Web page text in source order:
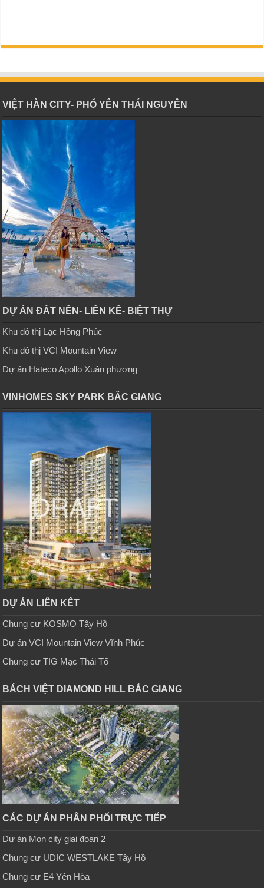
VIỆT HÀN CITY- PHỔ YÊN THÁI NGUYÊN
DỰ ÁN ĐẤT NỀN- LIỀN KỀ- BIỆT THỰ
Khu đô thị Lạc Hồng Phúc
Khu đô thị VCI Mountain View
Dự án Hateco Apollo Xuân phương
VINHOMES SKY PARK BĂC GIANG
DỰ ÁN LIÊN KẾT
Chung cư KOSMO Tây Hồ
Dự án VCI Mountain View Vĩnh Phúc
Chung cư TIG Mạc Thái Tổ
BÁCH VIỆT DIAMOND HILL BẮC GIANG
CÁC DỰ ÁN PHÂN PHỐI TRỰC TIẾP
Dự án Mon city giai đoạn 2
Chung cư UDIC WESTLAKE Tây Hồ
Chung cư E4 Yên Hòa